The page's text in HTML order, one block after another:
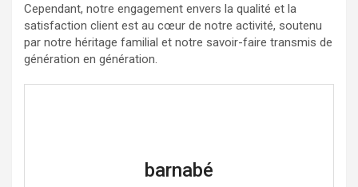
Cependant, notre engagement envers la qualité et la
satisfaction client est au cœur de notre activité, soutenu
par notre héritage familial et notre savoir-faire transmis de
génération en génération.
barnabé